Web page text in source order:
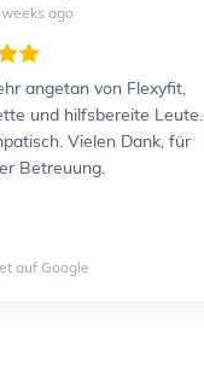
ago
angetan von Flexyfit,
und hilfsbereite Leute.
Vielen Dank, für
Betreuung.
auf Google